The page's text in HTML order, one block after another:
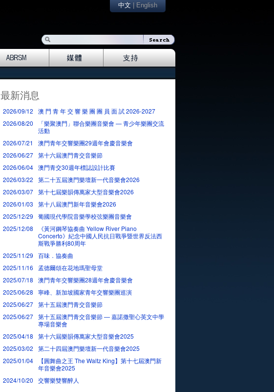
中文 English
最新消息
2026/09/12
澳 門 青 年 交 響 樂 團 團 員 面 試 2026-2027
2026/08/20
「樂聚澳門」聯合樂團音樂會 — 青少年樂團交流
活動
2026/07/21
澳門青年交響樂團29週年會慶音樂會
2026/06/27 第十六屆澳門青交音樂節
2026/06/04 澳門青交30週年標誌設計比賽
2026/03/22
第二十五屆澳門樂壇新一代音樂會2026
2026/03/07 第十七屆樂韻傳萬家大型音樂會2026
2026/01/03
第十八屆澳門新年音樂會2026
2025/12/29
葡國現代學院音樂學校弦樂團音樂會
2025/12/08
《黃河鋼琴協奏曲 Yellow River Piano
Concerto》紀念中國人民抗日戰爭暨世界反法西
斯戰爭勝利80周年
2025/11/29
百味．協奏曲
2025/11/16
孟德爾頌在花地瑪聖母堂
2025/07/18
澳門青年交響樂團28週年會慶音樂會
2025/06/28
寧峰、新加坡國家青年交響樂團巡演
2025/06/27 第十五屆澳門青交音樂節
2025/06/27 第十五屆澳門青交音樂節 — 嘉諾撒聖心英文中學
專場音樂會
2025/04/18
第十六屆樂韻傳萬家大型音樂會2025
2025/03/02
第二十四屆澳門樂壇新一代音樂會2025
2025/01/04
【圓舞曲之王 The Waltz King】第十七屆澳門新
年音樂會2025
2024/10/20
交響樂雙響醉人